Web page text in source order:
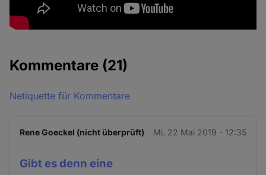
Kommentare (21)
Netiquette für Kommentare
Rene Goeckel (nicht überprüft) Mi. 22 Mai 2019 - 12:35
Gibt es denn eine